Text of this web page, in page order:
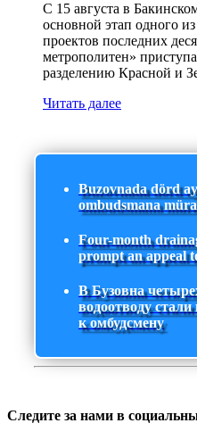
С 15 августа в
основной этап одного
проектов последних
метрополитен»
разделению Красной и
Читать далее
Buzovnada dörd
ombudsmana
Four-month
prompt an appeal
В Бузовна
водоотводу
к омбудсмену
Следите за нами в